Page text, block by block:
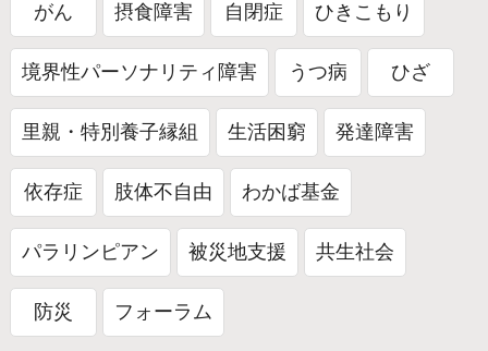
がん 摂食障害 自閉症 ひきこもり
境界性パーソナリティ障害 うつ病 ひざ
里親・特別養子縁組 生活困窮 発達障害
依存症 肢体不自由 わかば基金
パラリンピアン 被災地支援 共生社会
防災 フォーラム